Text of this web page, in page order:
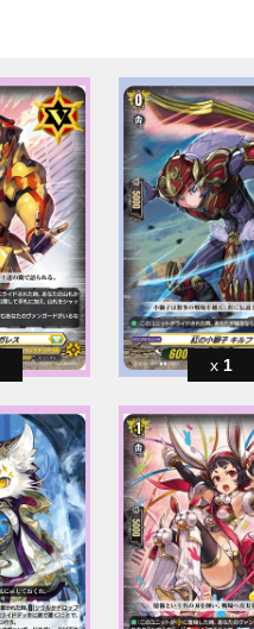
1